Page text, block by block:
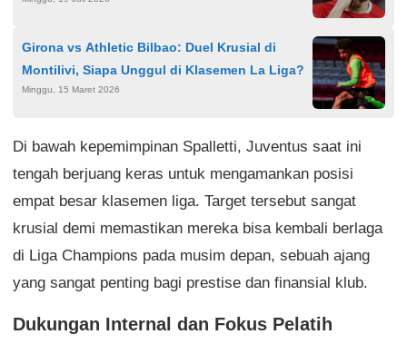
Girona vs Athletic Bilbao: Duel Krusial di
Montilivi, Siapa Unggul di Klasemen La Liga?
Minggu, 15 Maret 2026
Di bawah kepemimpinan Spalletti, Juventus saat ini
tengah berjuang keras untuk mengamankan posisi
empat besar klasemen liga. Target tersebut sangat
krusial demi memastikan mereka bisa kembali berlaga
di Liga Champions pada musim depan, sebuah ajang
yang sangat penting bagi prestise dan finansial klub.
Dukungan Internal dan Fokus Pelatih